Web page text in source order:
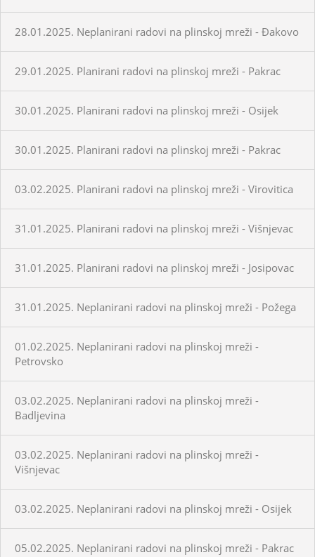
28.01.2025. Neplanirani radovi na plinskoj mreži - Đakovo
29.01.2025. Planirani radovi na plinskoj mreži - Pakrac
30.01.2025. Planirani radovi na plinskoj mreži - Osijek
30.01.2025. Planirani radovi na plinskoj mreži - Pakrac
03.02.2025. Planirani radovi na plinskoj mreži - Virovitica
31.01.2025. Planirani radovi na plinskoj mreži - Višnjevac
31.01.2025. Planirani radovi na plinskoj mreži - Josipovac
31.01.2025. Neplanirani radovi na plinskoj mreži - Požega
01.02.2025. Neplanirani radovi na plinskoj mreži -
Petrovsko
03.02.2025. Neplanirani radovi na plinskoj mreži -
Badljevina
03.02.2025. Neplanirani radovi na plinskoj mreži -
Višnjevac
03.02.2025. Neplanirani radovi na plinskoj mreži - Osijek
05.02.2025. Neplanirani radovi na plinskoj mreži - Pakrac